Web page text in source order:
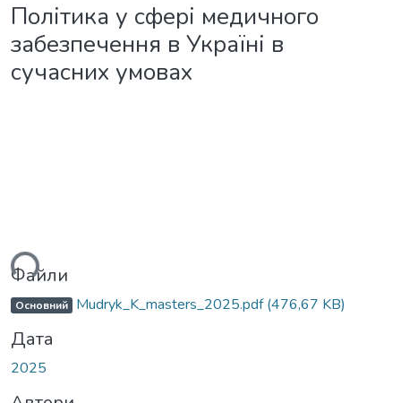
Політика у сфері медичного
забезпечення в Україні в
сучасних умовах
Файли
Основний Mudryk_K_masters_2025.pdf(476,67 KB)
Дата
2025